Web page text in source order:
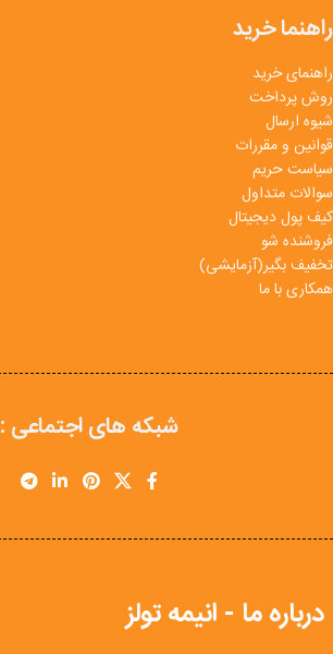
راهنما خرید
راهنمای خرید
روش پرداخت
شیوه ارسال
قوانین و مقررات
سیاست حریم
سوالات متداول
کیف پول دیجیتال
فروشنده شو
تخفیف بگیر(آزمایشی)
همکاری با ما
شبکه های اجتماعی :
درباره ما - انیمه تولز